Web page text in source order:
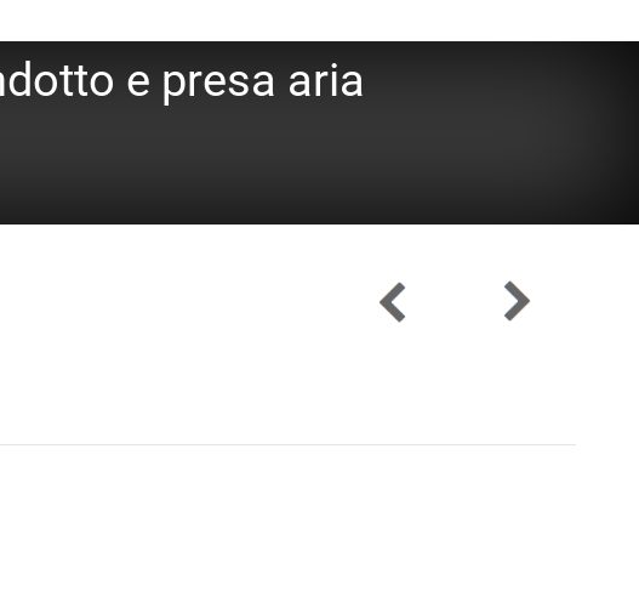
e presa aria